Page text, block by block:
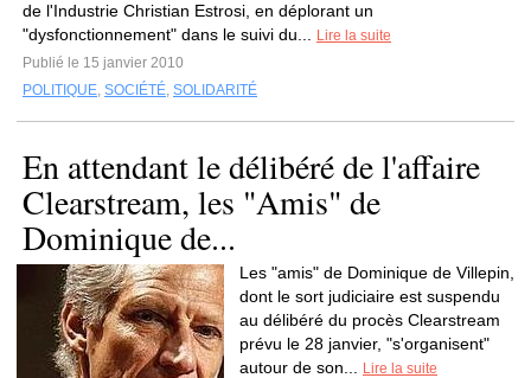
de l'Industrie Christian Estrosi, en déplorant un
"dysfonctionnement" dans le suivi du...
Lire la suite
Publié le 15 janvier 2010
POLITIQUE, SOCIÉTÉ, SOLIDARITÉ
En attendant le délibéré de l'affaire
Clearstream, les "Amis" de
Dominique de...
Les "amis" de Dominique de Villepin,
dont le sort judiciaire est suspendu
au délibéré du procès Clearstream
prévu le 28 janvier, "s'organisent"
autour de son...
Lire la suite